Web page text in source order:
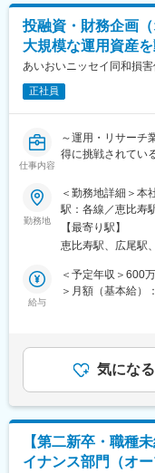
分析
・ポートフォリオ
・所管地域の問題
・顧客の信用リス
・個別与信案件の
■配属予定の部/グ
アジア・大洋州審
の東南アジア諸
顧客への融資など
理を主業務とする
2025年2月末現在
ニー・ムンバイに
様々なバックグ
は日系・非日系審
・審査部の企画チ
ンド拠点の審査担
中でマネジメン
グローバルバンカ
非日系審査を行う
・クレジット関連
外の営業・企画部
投融資・財務企画
大規模な運用資産
あいおいニッセイ同和損
正社員
仕事内容
～運用・リサーチ
得に挑戦されてい
◎若い年次から担
動かす売買の意思
ンに深く関与でき
◎国内のアセット
わる機会が多く
が用意されていま
■業務内容
からお任せします。
【投融資部】
勤務地
＜勤務地詳細＞本
駅：各線／恵比寿
会社の定める事業
【最寄り駅】
恵比寿駅、広尾駅
給与
＜予定年収＞600
＞月額（基本給）
通じて上下する
表記です。気になる
【第二新卒・職種
イナンス部門（オ